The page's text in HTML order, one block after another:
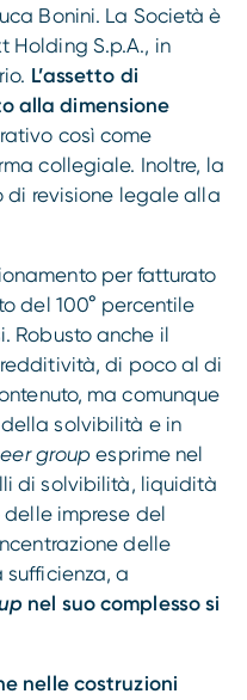
Bonini. La Società è
Holding S.p.A., in
L’assetto di
alla dimensione
così come
collegiale. Inoltre, la
di revisione legale alla
per fatturato
del 100° percentile
Robusto anche il
di poco al di
ma comunque
solvibilità e in
groupesprime nel
di solvibilità, liquidità
imprese del
delle
a
nel suo complesso si
nelle costruzioni